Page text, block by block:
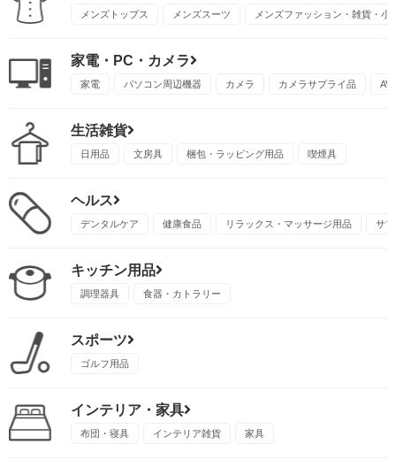
メンズトップス メンズスーツ メンズファッション・雑貨・小
家電・PC・カメラ
家電 パソコン周辺機器 カメラ カメラサプライ品 AV
生活雑貨
日用品 文房具 梱包・ラッピング用品 喫煙具
ヘルス
デンタルケア 健康食品 リラックス・マッサージ用品 サ
キッチン用品
調理器具 食器・カトラリー
スポーツ
ゴルフ用品
インテリア・家具
布団・寝具 インテリア雑貨 家具